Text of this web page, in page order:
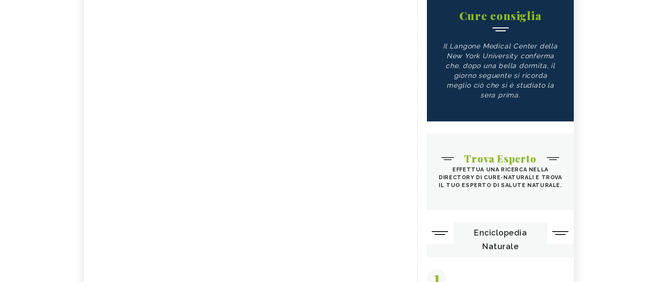
Cure consiglia
Il Langone Medical Center della
New York University conferma
che, dopo una bella dormita, il
giorno seguente si ricorda
meglio ciò che si è studiato la
sera prima.
Trova Esperto
EFFETTUA UNA RICERCA NELLA
DIRECTORY DI CURE-NATURALI E TROVA
IL TUO ESPERTO DI SALUTE NATURALE.
Enciclopedia
Naturale
1